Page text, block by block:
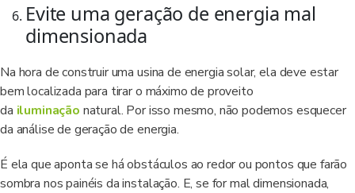
Evite uma geração de energia mal
dimensionada
Na hora de construir uma usina de energia solar, ela deve estar
bem localizada para tirar o máximo de proveito
da iluminação natural. Por isso mesmo, não podemos esquecer
da análise de geração de energia.
É ela que aponta se há obstáculos ao redor ou pontos que farão
sombra nos painéis da instalação. E, se for mal dimensionada,